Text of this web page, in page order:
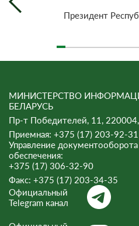
Президент
МИНИСТЕРСТВО
БЕЛАРУСЬ
Пр-т Победителей, 11,
Приемная: +375 (17) 203-92-31
Управление
обеспечения:
+375 (17) 306-32-90
Факс: +375 (17) 203-34-35
Официальный
Telegram канал